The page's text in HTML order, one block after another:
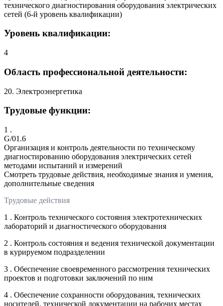
технического диагностирования оборудования электрических
сетей (6-й уровень квалификации)
Уровень квалификации:
4
Область профессиональной деятельности:
20. Электроэнергетика
Трудовые функции:
1 .
G/01.6
Организация и контроль деятельности по техническому
диагностированию оборудования электрических сетей
методами испытаний и измерений
Смотреть трудовые действия, необходимые знания и умения,
дополнительные сведения
Трудовые действия
1 . Контроль технического состояния электротехнических
лабораторий и диагностического оборудования
2 . Контроль состояния и ведения технической документации
в курируемом подразделении
3 . Обеспечение своевременного рассмотрения технических
проектов и подготовки заключений по ним
4 . Обеспечение сохранности оборудования, технических
носителей, технической документации на рабочих местах